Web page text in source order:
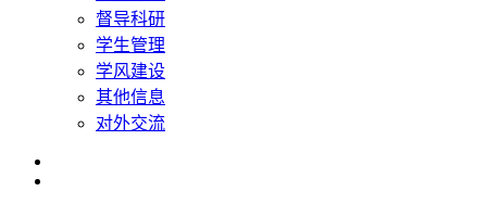
督导科研
学生管理
学风建设
其他信息
对外交流